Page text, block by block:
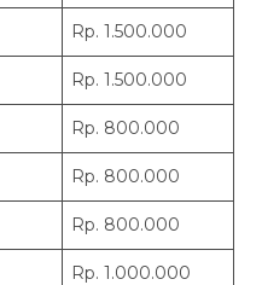
Rp. 1.500.000
Rp. 1.500.000
Rp. 800.000
Rp. 800.000
Rp. 800.000
Rp. 1.000.000